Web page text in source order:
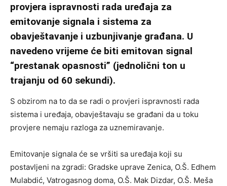
provjera ispravnosti rada uređaja za
emitovanje signala i sistema za
obavještavanje i uzbunjivanje građana. U
navedeno vrijeme će biti emitovan signal
“prestanak opasnosti” (jednolični ton u
trajanju od 60 sekundi).
S obzirom na to da se radi o provjeri ispravnosti rada
sistema i uređaja, obavještavaju se građani da u toku
provjere nemaju razloga za uznemiravanje.
Emitovanje signala će se vršiti sa uređaja koji su
postavljeni na zgradi: Gradske uprave Zenica, O.Š. Edhem
Mulabdić, Vatrogasnog doma, O.Š. Mak Dizdar, O.Š. Meša